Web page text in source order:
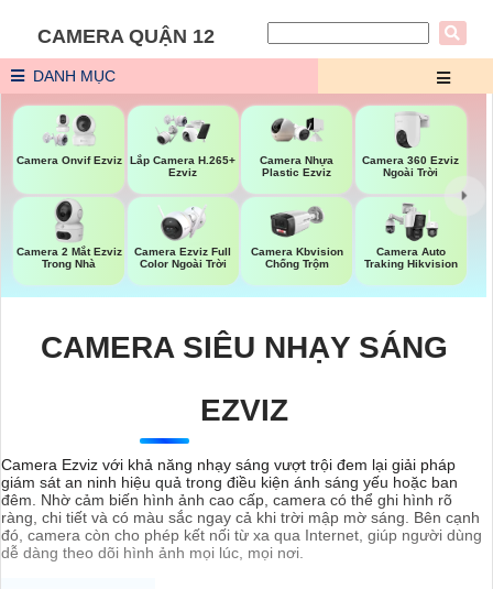
CAMERA QUẬN 12
DANH MỤC
Camera Onvif Ezviz
Lắp Camera H.265+
Ezviz
Camera Nhựa
Plastic Ezviz
Camera 360 Ezviz
Ngoài Trời
Camera 2 Mắt Ezviz
Trong Nhà
Camera Ezviz Full
Color Ngoài Trời
Camera Kbvision
Chống Trộm
Camera Auto
Traking Hikvision
CAMERA SIÊU NHẠY SÁNG
EZVIZ
Camera Ezviz với khả năng nhạy sáng vượt trội đem lại giải pháp
giám sát an ninh hiệu quả trong điều kiện ánh sáng yếu hoặc ban
đêm. Nhờ cảm biến hình ảnh cao cấp, camera có thể ghi hình rõ
ràng, chi tiết và có màu sắc ngay cả khi trời mập mờ sáng. Bên cạnh
đó, camera còn cho phép kết nối từ xa qua Internet, giúp người dùng
dễ dàng theo dõi hình ảnh mọi lúc, mọi nơi.